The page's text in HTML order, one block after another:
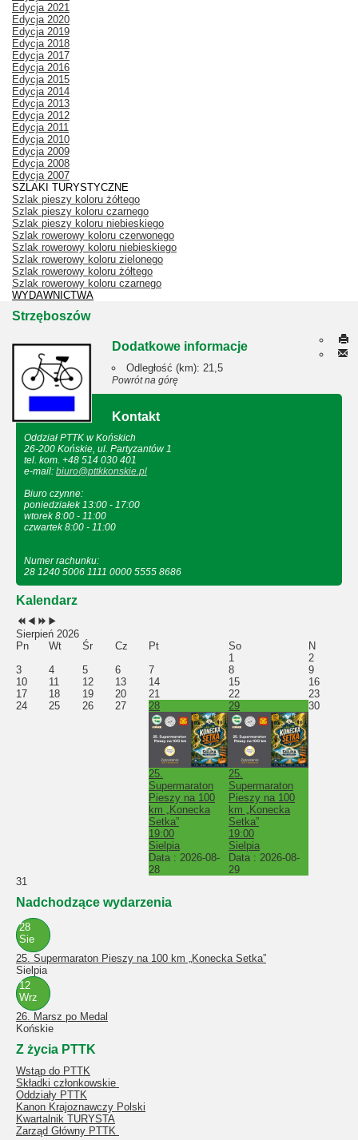
Edycja 2021
Edycja 2020
Edycja 2019
Edycja 2018
Edycja 2017
Edycja 2016
Edycja 2015
Edycja 2014
Edycja 2013
Edycja 2012
Edycja 2011
Edycja 2010
Edycja 2009
Edycja 2008
Edycja 2007
SZLAKI TURYSTYCZNE
Szlak pieszy koloru żółtego
Szlak pieszy koloru czarnego
Szlak pieszy koloru niebieskiego
Szlak rowerowy koloru czerwonego
Szlak rowerowy koloru niebieskiego
Szlak rowerowy koloru zielonego
Szlak rowerowy koloru żółtego
Szlak rowerowy koloru czarnego
WYDAWNICTWA
Strzęboszów
Dodatkowe informacje
Odległość (km): 21,5
Powrót na górę
Kontakt
Oddział PTTK w Końskich
26-200 Końskie, ul. Partyzantów 1
tel. kom. +48 514 030 401
e-mail: biuro@pttkkonskie.pl
Biuro czynne:
poniedziałek 13:00 - 17:00
wtorek 8:00 - 11:00
czwartek 8:00 - 11:00
Numer rachunku:
28 1240 5006 1111 0000 5555 8686
Kalendarz
Sierpień 2026
Pn
Wt Śr Cz Pt So
N
1
2
3
4 5 6 7 8
9
10
11 12 13 14 15
16
17
18 19 20 21 22
23
24
25 26 27 28
25.
Supermaraton
Pieszy na 100
km „Konecka
Setka”
19:00
Sielpia
Data : 2026-08-
28
29
25.
Supermaraton
Pieszy na 100
km „Konecka
Setka”
19:00
Sielpia
Data : 2026-08-
29
30
31
Nadchodzące wydarzenia
28
Sie
25. Supermaraton Pieszy na 100 km „Konecka Setka”
Sielpia
12
Wrz
26. Marsz po Medal
Końskie
Z życia PTTK
Wstąp do PTTK
Składki członkowskie
Oddziały PTTK
Kanon Krajoznawczy Polski
Kwartalnik TURYSTA
Zarząd Główny PTTK